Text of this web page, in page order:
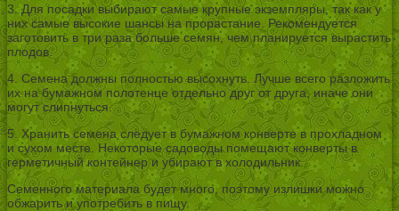
3. Для посадки выбирают самые крупные экземпляры, так как у
них самые высокие шансы на прорастание. Рекомендуется
заготовить в три раза больше семян, чем планируется вырастить
плодов.
4. Семена должны полностью высохнуть. Лучше всего разложить
их на бумажном полотенце отдельно друг от друга, иначе они
могут слипнуться.
5. Хранить семена следует в бумажном конверте в прохладном
и сухом месте. Некоторые садоводы помещают конверты в
герметичный контейнер и убирают в холодильник.
Семенного материала будет много, поэтому излишки можно
обжарить и употребить в пищу.